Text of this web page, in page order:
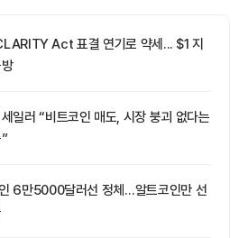
Act 표결 연기로 약세... $1 지
일러 “비트코인 매도, 시장 붕괴 없다는
6만5000달러선 정체…알트코인만 선